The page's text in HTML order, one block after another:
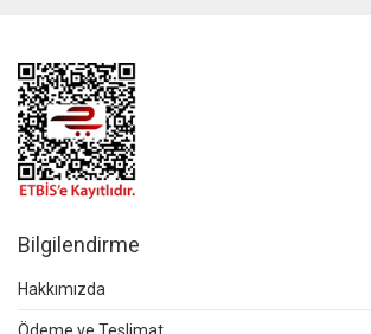
Bilgilendirme
Hakkımızda